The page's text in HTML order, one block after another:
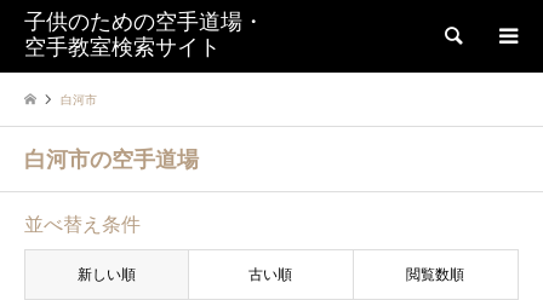
子供のための空手道場・
空手教室検索サイト
検索
白河市
白河市の空手道場
並べ替え条件
新しい順 古い順 閲覧数順